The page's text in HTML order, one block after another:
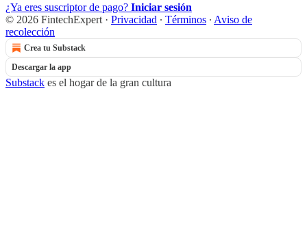
¿Ya eres suscriptor de pago? Iniciar sesión
© 2026 FintechExpert · Privacidad ∙ Términos ∙ Aviso de
recolección
Crea tu Substack
Descargar la app
Substack es el hogar de la gran cultura